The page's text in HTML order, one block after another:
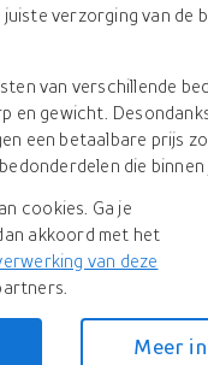
juiste verzorging van de
van verschillende
en gewicht.
een betaalbare prijs
die
van het bed te
bed die in combinatie
Verken Webshop.nl
breed scala aan
cookies. Ga je
akkoord met het
van deze
Meer